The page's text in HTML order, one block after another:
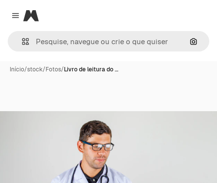
Close menu
Magnific
Início/stock/Fotos/Livro de leitura do …